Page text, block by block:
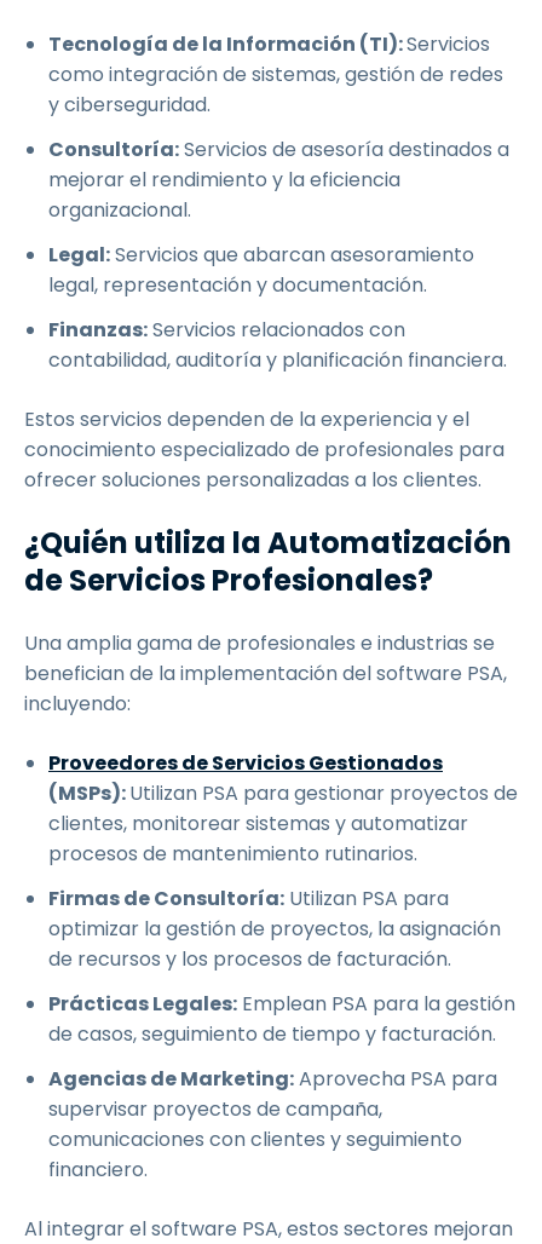
Tecnología de la Información (TI):Servicios
como integración de sistemas, gestión de redes
y ciberseguridad.
Consultoría:Servicios de asesoría destinados a
mejorar el rendimiento y la eficiencia
organizacional.
Legal:Servicios que abarcan asesoramiento
legal, representación y documentación.
Finanzas:Servicios relacionados con
contabilidad, auditoría y planificación financiera.
Estos servicios dependen de la experiencia y el
conocimiento especializado de profesionales para
ofrecer soluciones personalizadas a los clientes.
¿Quién utiliza la Automatización
de Servicios Profesionales?
Una amplia gama de profesionales e industrias se
benefician de la implementación del software PSA,
incluyendo:
Proveedores de Servicios Gestionados
(MSPs):Utilizan PSA para gestionar proyectos de
clientes, monitorear sistemas y automatizar
procesos de mantenimiento rutinarios.
Firmas de Consultoría: Utilizan PSA para
optimizar la gestión de proyectos, la asignación
de recursos y los procesos de facturación.
Prácticas Legales: Emplean PSA para la gestión
de casos, seguimiento de tiempo y facturación.
Agencias de Marketing:Aprovecha PSA para
supervisar proyectos de campaña,
comunicaciones con clientes y seguimiento
financiero.
Al integrar el software PSA, estos sectores mejoran